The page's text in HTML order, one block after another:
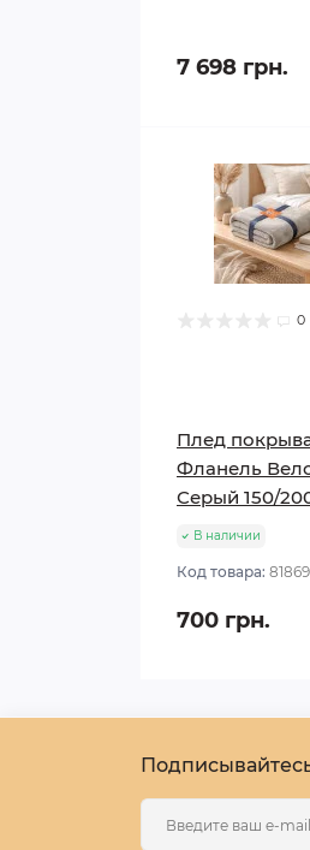
7 698 грн.
0
Плед
Фланель
Серый 150/
В наличии
Код товара:
700 грн.